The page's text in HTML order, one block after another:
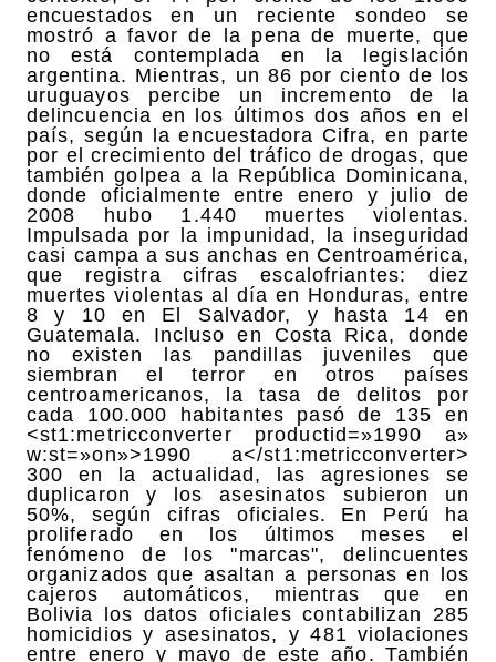
encuestados en un reciente sondeo se
mostró a favor de la pena de muerte, que
no está contemplada en la legislación
argentina. Mientras, un 86 por ciento de los
uruguayos percibe un incremento de la
delincuencia en los últimos dos años en el
país, según la encuestadora Cifra, en parte
por el crecimiento del tráfico de drogas, que
también golpea a la República Dominicana,
donde oficialmente entre enero y julio de
2008 hubo 1.440 muertes violentas.
Impulsada por la impunidad, la inseguridad
casi campa a sus anchas en Centroamérica,
que registra cifras escalofriantes: diez
muertes violentas al día en Honduras, entre
8 y 10 en El Salvador, y hasta 14 en
Guatemala. Incluso en Costa Rica, donde
no existen las pandillas juveniles que
siembran el terror en otros países
centroamericanos, la tasa de delitos por
cada 100.000 habitantes pasó de 135 en
<st1:metricconverter productid=»1990 a»
w:st=»on»>1990 a</st1:metricconverter>
300 en la actualidad, las agresiones se
duplicaron y los asesinatos subieron un
50%, según cifras oficiales. En Perú ha
proliferado en los últimos meses el
fenómeno de los "marcas", delincuentes
organizados que asaltan a personas en los
cajeros automáticos, mientras que en
Bolivia los datos oficiales contabilizan 285
homicidios y asesinatos, y 481 violaciones
entre enero y mayo de este año. También